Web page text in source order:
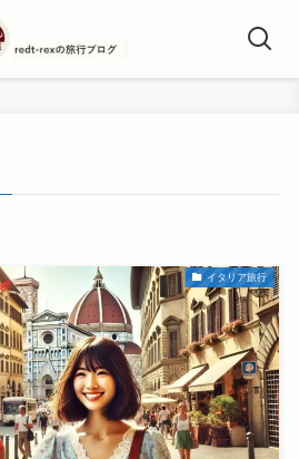
イタリア旅行